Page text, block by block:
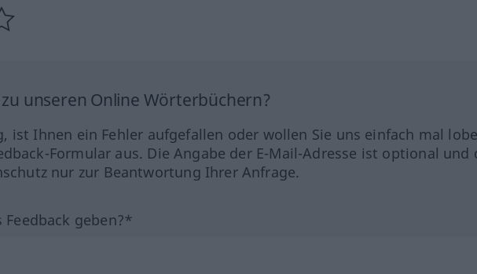
unseren Online Wörterbüchern?
ist Ihnen ein Fehler aufgefallen oder wollen Sie uns einfach mal
Formular aus. Die Angabe der E-Mail-Adresse ist optional und
nur zur Beantwortung Ihrer Anfrage.
geben?*